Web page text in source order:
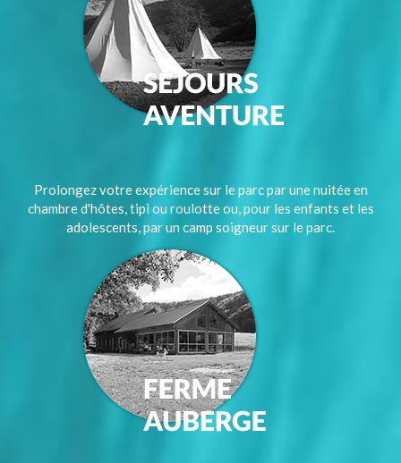
Prolongez votre expérience sur le parc par une nuitée en
chambre d'hôtes, tipi ou roulotte ou, pour les enfants et les
adolescents, par un camp soigneur sur le parc.